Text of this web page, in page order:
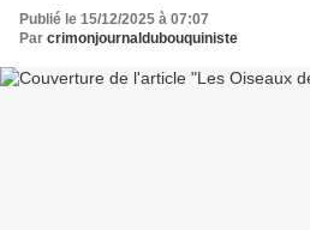
Publié le 15/12/2025 à 07:07
Par crimonjournaldubouquiniste